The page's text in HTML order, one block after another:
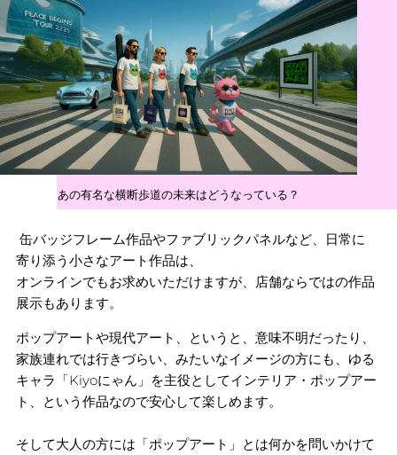
あの有名な横断歩道の未来はどうなっている？
缶バッジフレーム作品やファブリックパネルなど、日常に
寄り添う小さなアート作品は、
オンラインでもお求めいただけますが、店舗ならではの作品
展示もあります。
ポップアートや現代アート、というと、意味不明だったり、
家族連れでは行きづらい、みたいなイメージの方にも、ゆる
キャラ「Kiyoにゃん」を主役としてインテリア・ポップアー
ト、という作品なので安心して楽しめます。
そして大人の方には「ポップアート」とは何かを問いかけて